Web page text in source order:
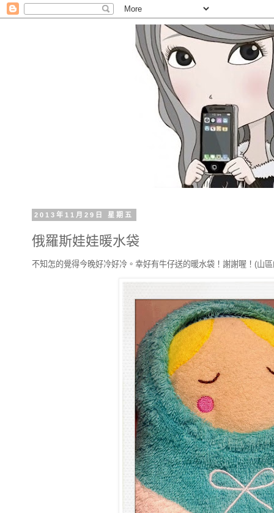
2013年11月29日 星期五
俄羅斯娃娃暖水袋
不知怎的覺得今晚好冷好冷。幸好有牛仔送的暖水袋！謝謝喔！(山